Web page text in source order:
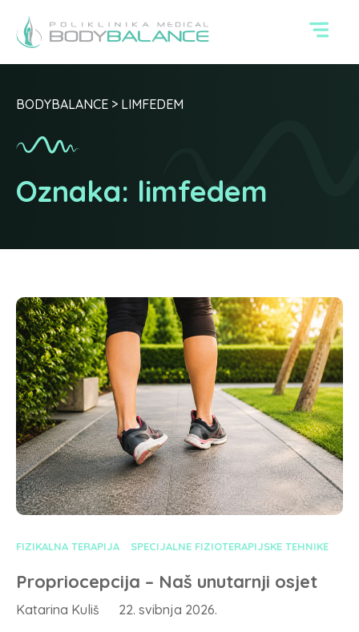
Oznaka: limfedem
BODYBALANCE > LIMFEDEM
FIZIKALNA TERAPIJA SPECIJALNE FIZIOTERAPIJSKE TEHNIKE
Propriocepcija – Naš unutarnji osjet
Katarina Kuliš
22. svibnja 2026.